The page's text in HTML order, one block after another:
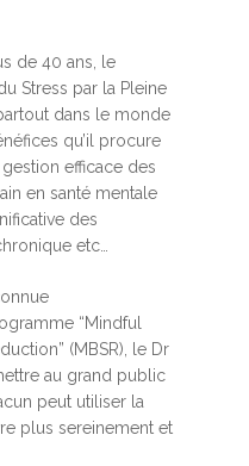
de 40 ans, le
Stress par la Pleine
dans le monde
qu’il procure
efficace des
en santé mentale
des
etc…
“Mindful
(MBSR), le Dr
au grand public
peut utiliser la
plus sereinement et